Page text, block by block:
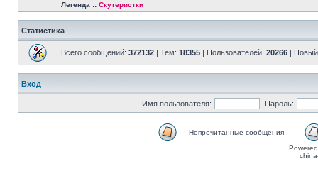
Легенда :: Скутеристки
Статистика
Всего сообщений: 372132 | Тем: 18355 | Пользователей: 20266 |
Вход
Имя пользователя: Пароль:
Непрочитанные сообщения